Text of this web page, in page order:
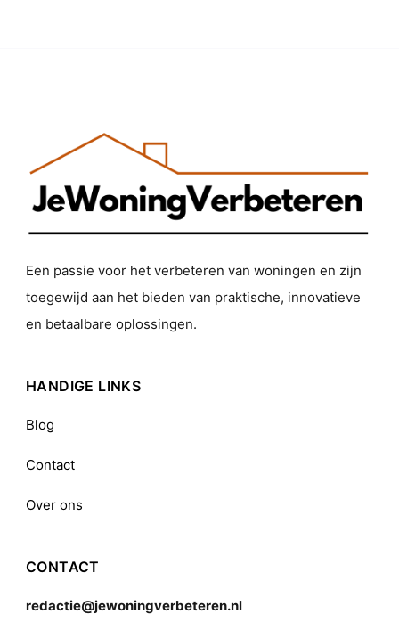
Een passie voor het verbeteren van woningen en zijn
toegewijd aan het bieden van praktische, innovatieve
en betaalbare oplossingen.
HANDIGE LINKS
Blog
Contact
Over ons
CONTACT
redactie@jewoningverbeteren.nl